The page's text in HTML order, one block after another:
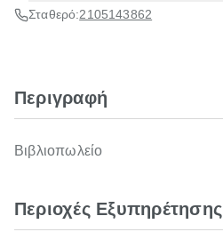
Σταθερό:2105143862
Περιγραφή
Βιβλιοπωλείο
Περιοχές Εξυπηρέτησης